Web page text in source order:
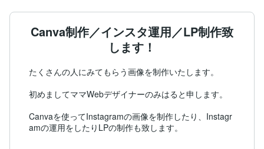
Canva制作／インスタ運用／LP制作致
します！
たくさんの人にみてもらう画像を制作いたします。
初めましてママWebデザイナーのみはると申します。
Canvaを使ってInstagramの画像を制作したり、Instagr
amの運用をしたりLPの制作も致します。